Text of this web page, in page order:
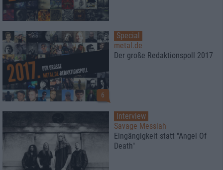
6
Special
metal.de
Der große Redaktionspoll 2017
Interview
Savage Messiah
Eingängigkeit statt "Angel Of
Death"